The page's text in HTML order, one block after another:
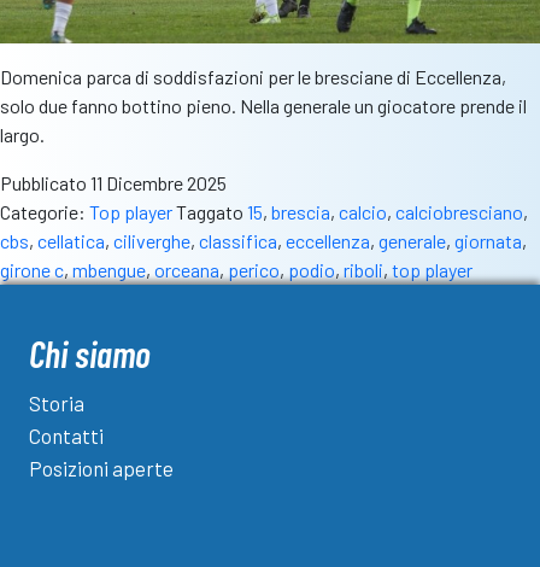
Domenica parca di soddisfazioni per le bresciane di Eccellenza,
solo due fanno bottino pieno. Nella generale un giocatore prende il
largo.
Pubblicato 11 Dicembre 2025
Categorie: Top playerTaggato 15, brescia, calcio, calciobresciano,
cbs, cellatica, ciliverghe, classifica, eccellenza, generale, giornata,
girone c, mbengue, orceana, perico, podio, riboli, top player
Chi siamo
Storia
Contatti
Posizioni aperte